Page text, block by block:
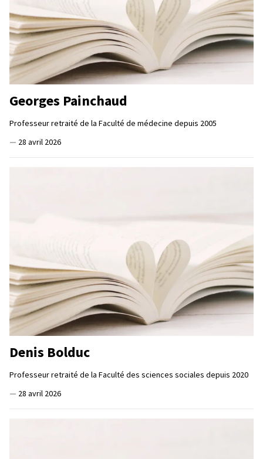
Georges Painchaud
Professeur retraité de la Faculté de médecine depuis 2005
— 28 avril 2026
Denis Bolduc
Professeur retraité de la Faculté des sciences sociales depuis 2020
— 28 avril 2026